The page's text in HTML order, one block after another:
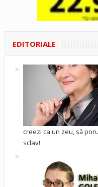
EDITORIALE
creezi ca un zeu, să
sclav!